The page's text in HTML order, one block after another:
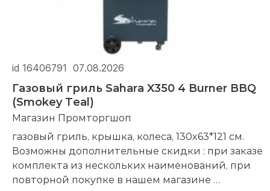
id 16406791 07.08.2026
Газовый гриль Sahara X350 4 Burner BBQ
(Smokey Teal)
Магазин Промторгшоп
газовый гриль, крышка, колеса, 130x63*121 см.
Возможны дополнительные скидки : при заказе
комплекта из нескольких наименований, при
повторной покупке в нашем магазине